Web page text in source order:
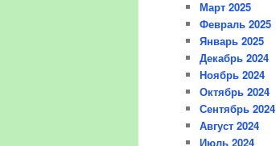
Март 2025
Февраль 2025
Январь 2025
Декабрь 2024
Ноябрь 2024
Октябрь 2024
Сентябрь 2024
Август 2024
Июль 2024